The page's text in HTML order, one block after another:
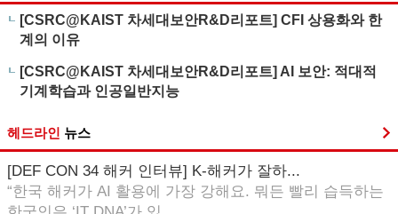
[CSRC@KAIST 차세대보안R&D리포트] CFI 상용화와 한
계의 이유
[CSRC@KAIST 차세대보안R&D리포트] AI 보안: 적대적
기계학습과 인공일반지능
헤드라인 뉴스
[DEF CON 34 해커 인터뷰] K-해커가 잘하...
“한국 해커가 AI 활용에 가장 강해요. 뭐든 빨리 습득하는